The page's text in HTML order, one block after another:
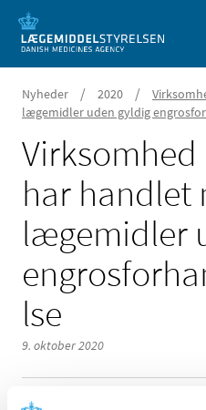
Nyheder / 2020 /
lægemidler uden gyldig
Virksomhed
har handlet
lægemidler
lse
9. oktober 2020